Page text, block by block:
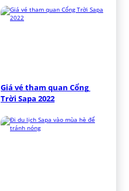
Giá vé tham quan Cổng
Trời Sapa 2022